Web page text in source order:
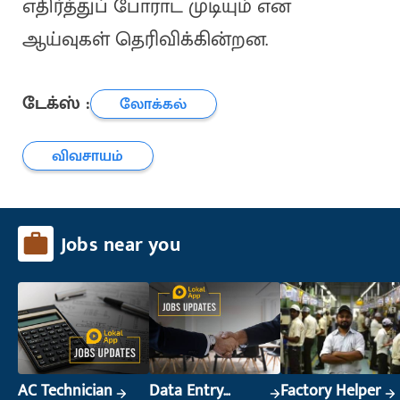
எதிர்த்துப் போராட முடியும் என
ஆய்வுகள் தெரிவிக்கின்றன.
டேக்ஸ் :
லோக்கல்
விவசாயம்
Jobs near you
AC Technician Data Entry Factory Helper